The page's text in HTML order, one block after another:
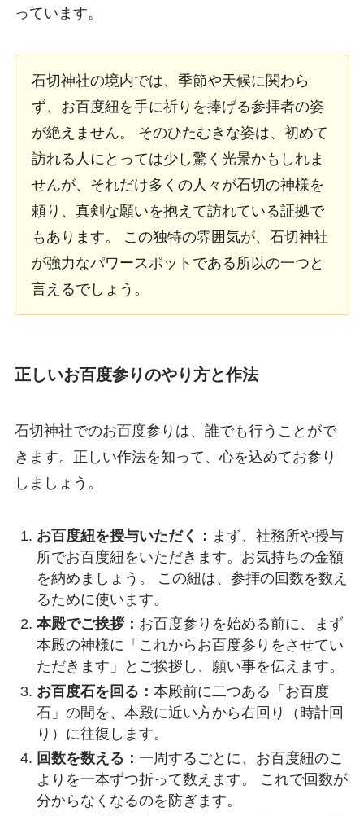
っています。
石切神社の境内では、季節や天候に関わら
ず、お百度紐を手に祈りを捧げる参拝者の姿
が絶えません。 そのひたむきな姿は、初めて
訪れる人にとっては少し驚く光景かもしれま
せんが、それだけ多くの人々が石切の神様を
頼り、真剣な願いを抱えて訪れている証拠で
もあります。 この独特の雰囲気が、石切神社
が強力なパワースポットである所以の一つと
言えるでしょう。
正しいお百度参りのやり方と作法
石切神社でのお百度参りは、誰でも行うことがで
きます。正しい作法を知って、心を込めてお参り
しましょう。
お百度紐を授与いただく： まず、社務所や授与
所でお百度紐をいただきます。お気持ちの金額
を納めましょう。 この紐は、参拝の回数を数え
るために使います。
本殿でご挨拶： お百度参りを始める前に、まず
本殿の神様に「これからお百度参りをさせてい
ただきます」とご挨拶し、願い事を伝えます。
お百度石を回る： 本殿前に二つある「お百度
石」の間を、本殿に近い方から右回り（時計回
り）に往復します。
回数を数える： 一周するごとに、お百度紐のこ
よりを一本ずつ折って数えます。 これで回数が
分からなくなるのを防ぎます。